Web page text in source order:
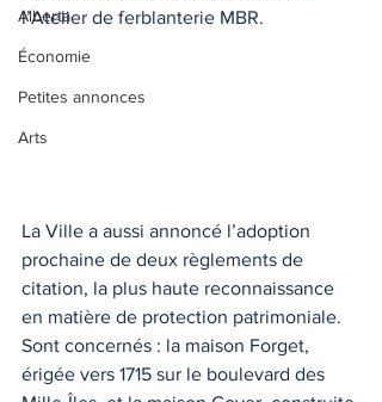
Alberta
Économie
Petites annonces
Arts
l’Atelier de ferblanterie MBR.
La Ville a aussi annoncé l’adoption
prochaine de deux règlements de
citation, la plus haute reconnaissance
en matière de protection patrimoniale.
Sont concernés : la maison Forget,
érigée vers 1715 sur le boulevard des